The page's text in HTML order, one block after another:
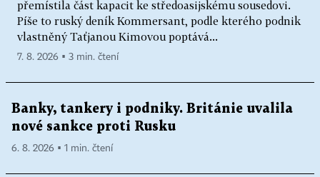
přemístila část kapacit ke středoasijskému sousedovi.
Píše to ruský deník Kommersant, podle kterého podnik
vlastněný Taťjanou Kimovou poptává...
7. 8. 2026 ▪ 3 min. čtení
Banky, tankery i podniky. Británie uvalila
nové sankce proti Rusku
6. 8. 2026 ▪ 1 min. čtení